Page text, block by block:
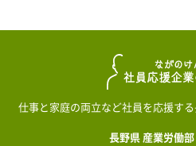
仕事と家庭の両立など社員を応援す
長野県 産業労働